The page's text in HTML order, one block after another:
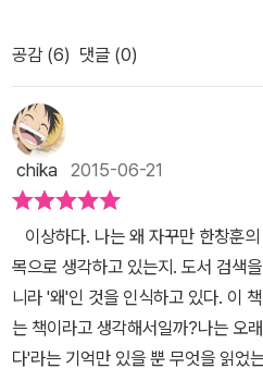
낸 '온몸으로 밀고나간 시인'격인 셈
기를 기다리는 사람처럼삐아졸라를
분) 이 책을 재미있게 읽은 것만으로
난 것은 행운이다.책깨나 읽는다던
모르면서 문학을 가르쳤다고...뭐, 워
읽고 볼 일이다. 고칠 곳...151. 내 마
양이다... 비유라고 하든지 은유라고
바람의 방향과 세기를 가늠하기, 담
낚거나 뜯어온 것으로 국 끓여 밥 먹
시하기, 그리고 사람들 이야기 듣고
를 직업으로 선택했어야 했는지도 모
그가 밝힌 삶의 궤적을 따라가다 보
의 손에서 짙푸른 감동을 길어올릴
운 일이었는지도 모르겠다는 생각
아도 그가 쓴 소설은 그가 속했던 삶
수 있기 때문이다. '가난과 외곽을 그
나는 소설가로 살고 있다. 변방의 삶
면 으레 고색스러운 방 하나에 한꺼
건져 갈 것이라고 생각한다. 소설가
쓴다는 것이 뭐 특별하겠는가. 작가
남들이 돈을 주지 않는 일기는 쓰지
도 그 시간에 글을 쓰는 전업 작가이
지는 어떤가? 고뇌하며 새벽을 맞는
겠지만 그는 그렇지 않다고 했다. 남
규칙적인 생활을 하는 그런 작가란
신문에 아버지에 대한 얘기가 그런
소설 쓰기를 굉장히 싫어하고 밤새
을 왜 쓰냐고 하는 부분에 원고료를
삭막해 보이고 새벽에 감성이 풍부해
는 이로 바다를 배경으로 질펀한 이
가가 건네는 막걸리 한 사발 쭉 들이
내일이 별반 달라질 것 같지 않은
하다 보면 육지에서 보던 풍광과는
있는 섬들처럼 바람이 불고 비가 거
되어 자신만의 방법으로 고독과 친
다. 변방의 섬과 겨울 바다의 강요로
과 더 친해지는 풍경이 되풀이 된다
량보다 인건비가 더 들어가는 것뿐
일을 계속 할 수 있을는지도 가늠하
도 어부의 헛헛한 마음에 짠해졌
종에 따라 변하는 바다를 생업의 터
공감 (6) 댓글 (0)
chika 2015-06-21
이상하다. 나는 왜 자꾸만 한창훈
목으로 생각하고 있는지. 도서 검색
니라 '왜'인 것을 인식하고 있다. 이
는 책이라고 생각해서일까?나는 오
다'라는 기억만 있을 뿐 무엇을 읽었